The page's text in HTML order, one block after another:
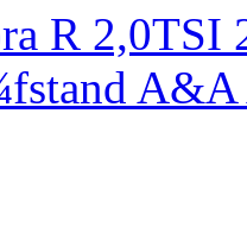
R